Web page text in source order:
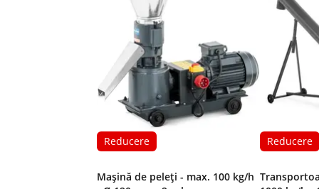
Reducere
Mașină de peleți - max. 100 kg/h
Reducere